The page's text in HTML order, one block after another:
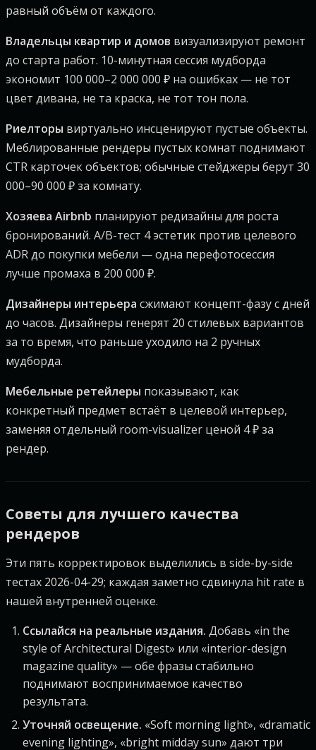
равный объём от каждого.
Владельцы квартир и домов визуализируют ремонт
до старта работ. 10-минутная сессия мудборда
экономит 100 000–2 000 000 ₽ на ошибках — не тот
цвет дивана, не та краска, не тот тон пола.
Риелторы виртуально инсценируют пустые объекты.
Меблированные рендеры пустых комнат поднимают
CTR карточек объектов; обычные стейджеры берут 30
000–90 000 ₽ за комнату.
Хозяева Airbnb планируют редизайны для роста
бронирований. A/B-тест 4 эстетик против целевого
ADR до покупки мебели — одна перефотосессия
лучше промаха в 200 000 ₽.
Дизайнеры интерьера сжимают концепт-фазу с дней
до часов. Дизайнеры генерят 20 стилевых вариантов
за то время, что раньше уходило на 2 ручных
мудборда.
Мебельные ретейлеры показывают, как
конкретный предмет встаёт в целевой интерьер,
заменяя отдельный room-visualizer ценой 4 ₽ за
рендер.
Советы для лучшего качества
рендеров
Эти пять корректировок выделились в side-by-side
тестах 2026-04-29; каждая заметно сдвинула hit rate в
нашей внутренней оценке.
Ссылайся на реальные издания. Добавь «in the
style of Architectural Digest» или «interior-design
magazine quality» — обе фразы стабильно
поднимают воспринимаемое качество
результата.
Уточняй освещение. «Soft morning light», «dramatic
evening lighting», «bright midday sun» дают три